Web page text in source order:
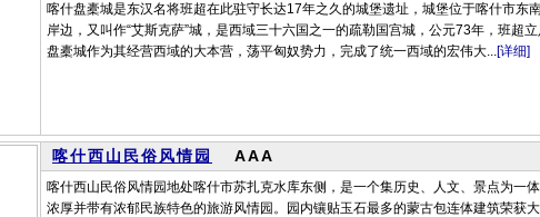
喀什盘橐城是东汉名将班超在此驻守长达17年之久的城堡遗址，城堡位于喀什市东
岸边，又叫作“艾斯克萨”城，是西域三十六国之一的疏勒国宫城，公元73年，班超
盘橐城作为其经营西域的大本营，荡平匈奴势力，完成了统一西域的宏伟大...[详细]
喀什西山民俗风情园 AAA
喀什西山民俗风情园地处喀什市苏扎克水库东侧，是一个集历史、人文、景点为一
浓厚并带有浓郁民族特色的旅游风情园。园内镶贴玉石最多的蒙古包连体建筑荣获